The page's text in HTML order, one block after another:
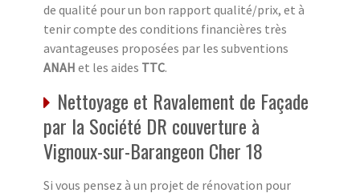
de qualité pour un bon rapport qualité/prix, et à
tenir compte des conditions financières très
avantageuses proposées par les subventions
ANAH et les aides TTC.
Nettoyage et Ravalement de Façade
par la Société DR couverture à
Vignoux-sur-Barangeon Cher 18
Si vous pensez à un projet de rénovation pour